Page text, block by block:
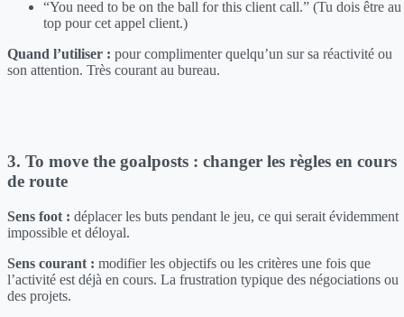
“You need to be on the ball for this client call.” (Tu dois être au
top pour cet appel client.)
Quand l’utiliser : pour complimenter quelqu’un sur sa réactivité ou
son attention. Très courant au bureau.
3. To move the goalposts : changer les règles en cours
de route
Sens foot : déplacer les buts pendant le jeu, ce qui serait évidemment
impossible et déloyal.
Sens courant : modifier les objectifs ou les critères une fois que
l’activité est déjà en cours. La frustration typique des négociations ou
des projets.